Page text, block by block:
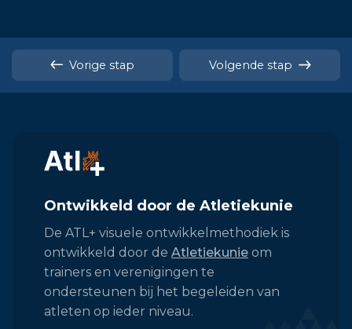
Vorige stap Volgende stap
Ontwikkeld door de Atletiekunie
De ATL+ visuele ontwikkelmethodiek is
ontwikkeld door de Atletiekunie om
trainers en verenigingen te
ondersteunen bij het begeleiden van
atleten op ieder niveau.